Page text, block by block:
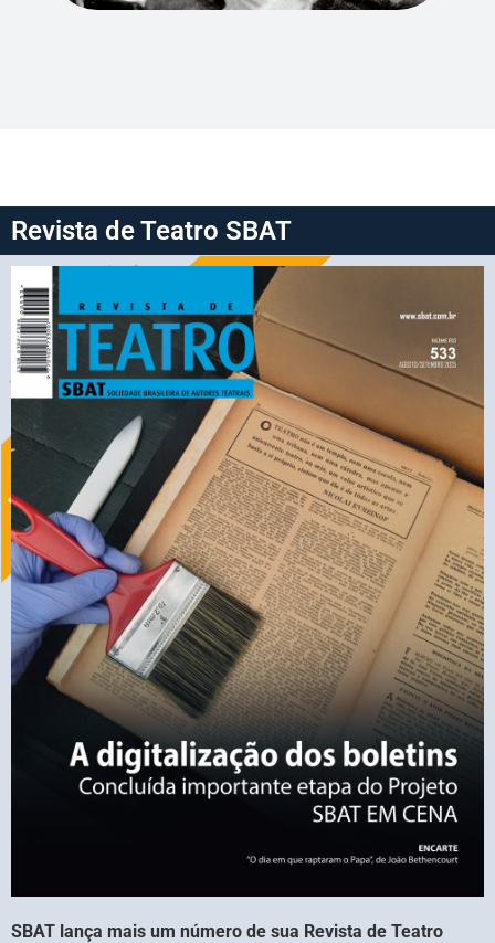
Revista de Teatro SBAT
SBAT lança mais um número de sua Revista de Teatro